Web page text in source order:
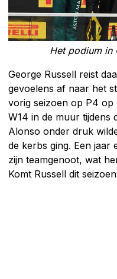
Het podium in
George Russell reist
gevoelens af naar het
vorig seizoen op P4 op
W14 in de muur tijdens
Alonso onder druk
de kerbs ging. Een jaar
zijn teamgenoot, wat
Komt Russell dit